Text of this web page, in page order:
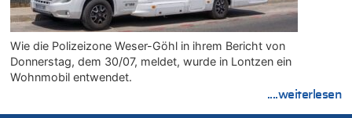
Wie die Polizeizone Weser-Göhl in ihrem Bericht von
Donnerstag, dem 30/07, meldet, wurde in Lontzen ein
Wohnmobil entwendet.
....weiterlesen